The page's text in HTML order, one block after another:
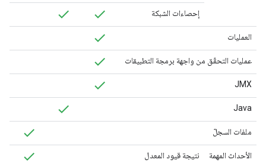
إحصاءات الشبكة
العمليات
عمليات التحقّق من واجهة برمجة التطبيقات
JMX
Java
ملفات السجلّ
الأحداث المهمة نتيجة قيود المعدل